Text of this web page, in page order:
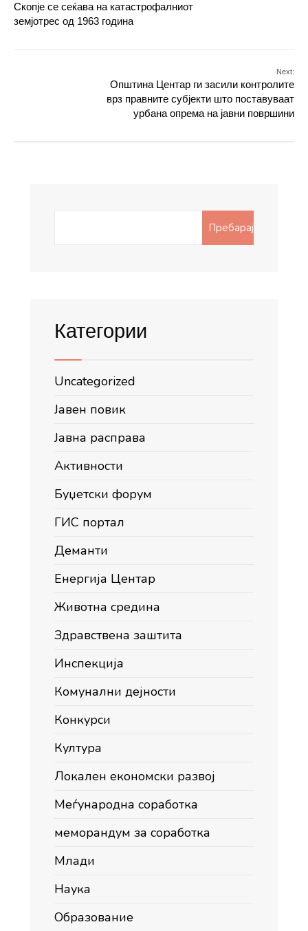
Скопје се сеќава на катастрофалниот
земјотрес од 1963 година
Next:
Општина Центар ги засили контролите
врз правните субјекти што поставуваат
урбана опрема на јавни површини
Пребарај
Категории
Uncategorized
Јавен повик
Јавна расправа
Активности
Буџетски форум
ГИС портал
Деманти
Енергија Центар
Животна средина
Здравствена заштита
Инспекција
Комунални дејности
Конкурси
Култура
Локален економски развој
Меѓународна соработка
меморандум за соработка
Млади
Наука
Образование